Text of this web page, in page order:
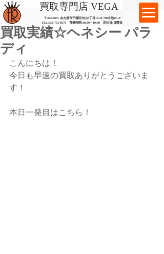
​買取専門店 VEGA
〒464-0075 名古屋市千種区内山3丁目10-21 ​ NR今池2F-A​
TEL:052-753-8670 営業時間:10:00～19:00​ 定休日:日曜日
買取実績☆ヘネシー パラ
ディ
こんにちは！
今日も早速の買取ありがとうございま
す！
本日一発目はこちら！